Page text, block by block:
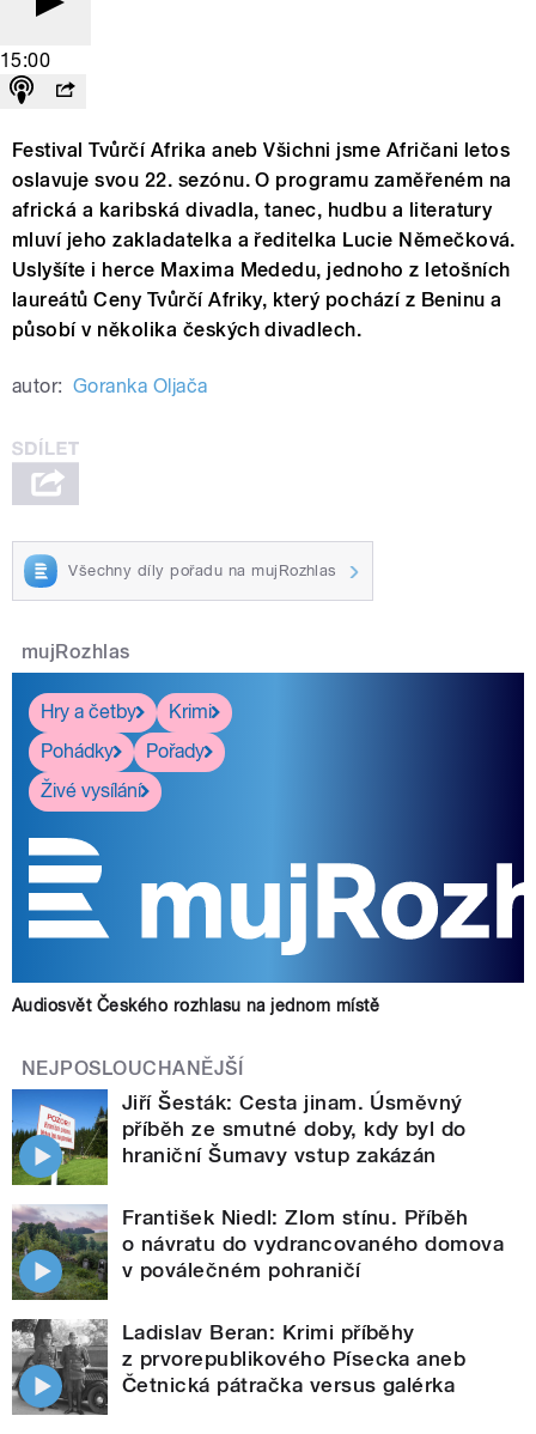
15:00
Festival Tvůrčí Afrika aneb Všichni jsme Afričani letos
oslavuje svou 22. sezónu. O programu zaměřeném na
africká a karibská divadla, tanec, hudbu a literatury
mluví jeho zakladatelka a ředitelka Lucie Němečková.
Uslyšíte i herce Maxima Mededu, jednoho z letošních
laureátů Ceny Tvůrčí Afriky, který pochází z Beninu a
působí v několika českých divadlech.
autor: Goranka Oljača
Všechny díly pořadu na mujRozhlas
mujRozhlas
Hry a četby
Krimi
Pohádky
Pořady
Živé vysílání
Audiosvět Českého rozhlasu na jednom místě
NEJPOSLOUCHANĚJŠÍ
Jiří Šesták: Cesta jinam. Úsměvný
příběh ze smutné doby, kdy byl do
hraniční Šumavy vstup zakázán
František Niedl: Zlom stínu. Příběh
o návratu do vydrancovaného domova
v poválečném pohraničí
Ladislav Beran: Krimi příběhy
z prvorepublikového Písecka aneb
Četnická pátračka versus galérka